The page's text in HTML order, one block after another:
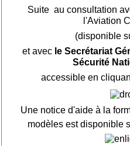
Suite au consultation
l'Aviation
(disponible
et avec le Secrétariat
Sécurité
accessible en
Une notice d'aide à la
modèles est disponible